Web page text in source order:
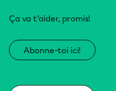
Ça va t’aider, promis!
Abonne-toi ici!